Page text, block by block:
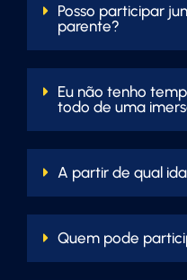
Posso participar
parente?
Eu não tenho
todo de uma
A partir de qual
Quem pode